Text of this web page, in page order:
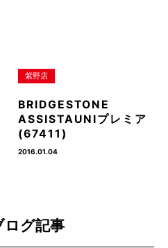
紫野店
BRIDGESTONE
ASSISTAUNIプレミア
(67411)
2016.01.04
ログ記事